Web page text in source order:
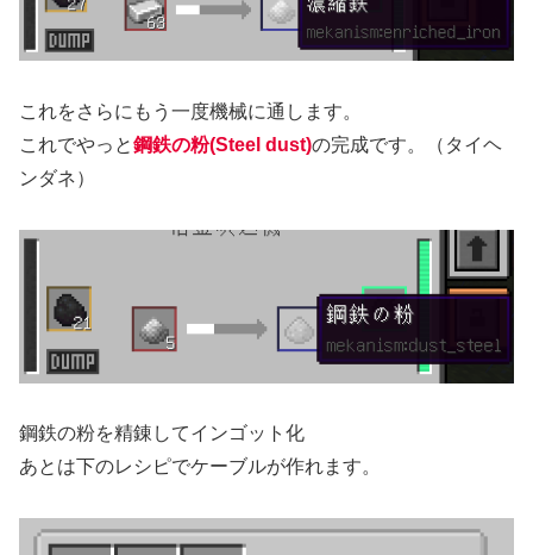
これをさらにもう一度機械に通します。
これでやっと鋼鉄の粉(Steel dust)の完成です。（タイヘ
ンダネ）
鋼鉄の粉を精錬してインゴット化
あとは下のレシピでケーブルが作れます。